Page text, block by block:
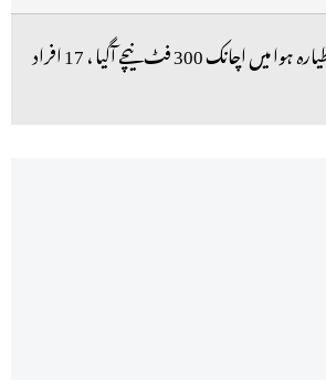
ایئر انڈیا کا طیارہ ہوا میں اچانک 300 فٹ نیچے آگیا ، 17 افراد